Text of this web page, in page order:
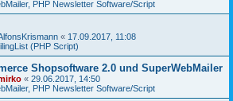
PHP Newsletter Software/Script
« 17.09.2017, 11:08
(PHP Script)
Shopsoftware 2.0 und SuperWebMailer
« 29.06.2017, 14:50
PHP Newsletter Software/Script